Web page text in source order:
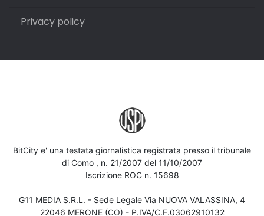
Privacy policy
BitCity e' una testata giornalistica registrata presso il tribunale
di Como , n. 21/2007 del 11/10/2007
Iscrizione ROC n. 15698
G11 MEDIA S.R.L. - Sede Legale Via NUOVA VALASSINA, 4
22046 MERONE (CO) - P.IVA/C.F.03062910132